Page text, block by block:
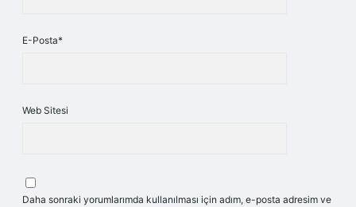
E-Posta*
Web Sitesi
Daha sonraki yorumlarımda kullanılması için adım, e-posta adresim ve